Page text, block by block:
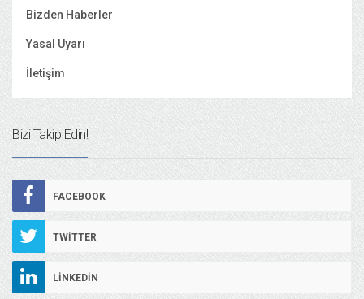
Bizden Haberler
Yasal Uyarı
İletişim
Bizi Takip Edin!
FACEBOOK
TWITTER
LINKEDIN